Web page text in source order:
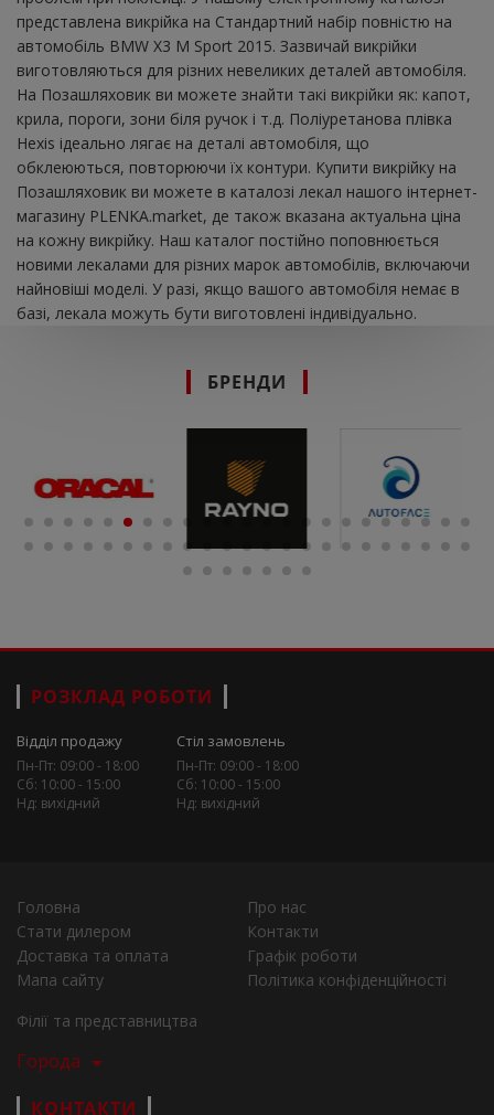
представлена ​​викрійка на Стандартний набір повністю на
автомобіль BMW X3 M Sport 2015. Зазвичай викрійки
виготовляються для різних невеликих деталей автомобіля.
На Позашляховик ви можете знайти такі викрійки як: капот,
крила, пороги, зони біля ручок і т.д. Поліуретанова плівка
Hexis ідеально лягає на деталі автомобіля, що
обклеюються, повторюючи їх контури. Купити викрійку на
Позашляховик ви можете в каталозі лекал нашого інтернет-
магазину PLENKA.market, де також вказана актуальна ціна
на кожну викрійку. Наш каталог постійно поповнюється
новими лекалами для різних марок автомобілів, включаючи
найновіші моделі. У разі, якщо вашого автомобіля немає в
базі, лекала можуть бути виготовлені індивідуально.
БРЕНДИ
РОЗКЛАД РОБОТИ
Відділ продажу
Пн-Пт: 09:00 - 18:00
Сб: 10:00 - 15:00
Нд: вихідний
Стіл замовлень
Пн-Пт: 09:00 - 18:00
Сб: 10:00 - 15:00
Нд: вихідний
Головна
Про нас
Стати дилером
Контакти
Доставка та оплата
Графік роботи
Мапа сайту
Політика конфіденційності
Філії та представництва
Города
КОНТАКТИ